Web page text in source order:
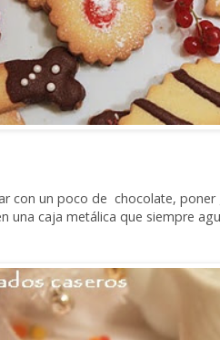
con un poco de chocolate,
una caja metálica que siempre